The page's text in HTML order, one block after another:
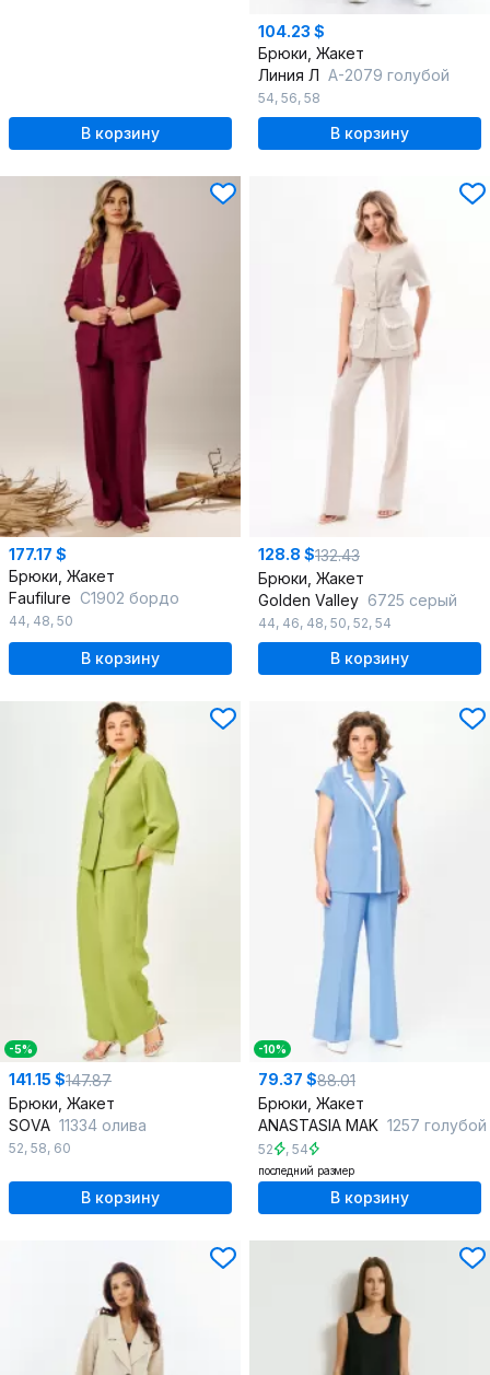
В корзину
104.23 $
Брюки, Жакет
Линия Л А-2079 голубой
54, 56, 58
В корзину
177.17 $
Брюки, Жакет
Faufilure C1902 бордо
44, 48, 50
В корзину
128.8 $132.43
Брюки, Жакет
Golden Valley 6725 серый
44, 46, 48, 50, 52, 54
В корзину
-5%
141.15 $147.87
Брюки, Жакет
SOVA 11334 олива
52, 58, 60
В корзину
-10%
79.37 $88.01
Брюки, Жакет
ANASTASIA MAK 1257 голубой
52 , 54
последний размер
В корзину